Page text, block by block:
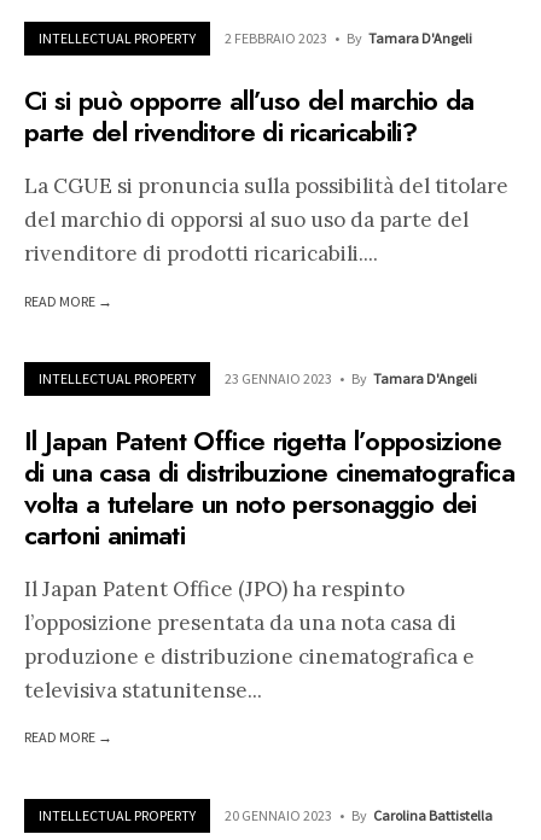
INTELLECTUAL PROPERTY 2 FEBBRAIO 2023 • By Tamara D'Angeli
Ci si può opporre all’uso del marchio da
parte del rivenditore di ricaricabili?
La CGUE si pronuncia sulla possibilità del titolare
del marchio di opporsi al suo uso da parte del
rivenditore di prodotti ricaricabili....
READ MORE →
INTELLECTUAL PROPERTY 23 GENNAIO 2023 • By Tamara D'Angeli
Il Japan Patent Office rigetta l’opposizione
di una casa di distribuzione cinematografica
volta a tutelare un noto personaggio dei
cartoni animati
Il Japan Patent Office (JPO) ha respinto
l’opposizione presentata da una nota casa di
produzione e distribuzione cinematografica e
televisiva statunitense...
READ MORE →
INTELLECTUAL PROPERTY 20 GENNAIO 2023 • By Carolina Battistella